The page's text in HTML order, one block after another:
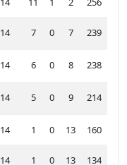
14 7 0 7 239
14 6 0 8 238
14 5 0 9 214
14 1 0 13 160
14 1 0 13 134